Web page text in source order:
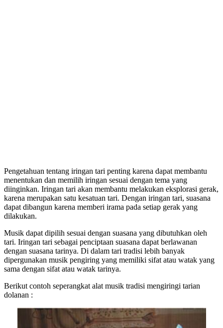
Pengetahuan tentang iringan tari penting karena dapat membantu
menentukan dan memilih iringan sesuai dengan tema yang
diinginkan. Iringan tari akan membantu melakukan eksplorasi gerak,
karena merupakan satu kesatuan tari. Dengan iringan tari, suasana
dapat dibangun karena memberi irama pada setiap gerak yang
dilakukan.
Musik dapat dipilih sesuai dengan suasana yang dibutuhkan oleh
tari. Iringan tari sebagai penciptaan suasana dapat berlawanan
dengan suasana tarinya. Di dalam tari tradisi lebih banyak
dipergunakan musik pengiring yang memiliki sifat atau watak yang
sama dengan sifat atau watak tarinya.
Berikut contoh seperangkat alat musik tradisi mengiringi tarian
dolanan :